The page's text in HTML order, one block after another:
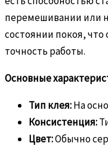
перемешивании или
состоянии покоя, что
точность работы.
Основные
Тип клея:На
Консистенция:
Цвет:Обычно